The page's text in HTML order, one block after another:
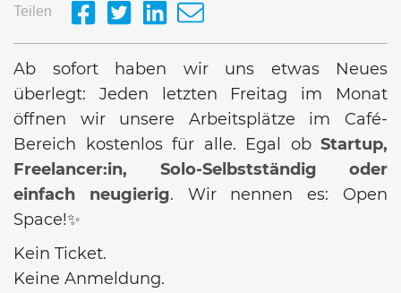
Teilen
Ab sofort haben wir uns etwas Neues
überlegt: Jeden letzten Freitag im Monat
öffnen wir unsere Arbeitsplätze im Café-
Bereich kostenlos für alle. Egal ob Startup,
Freelancer:in, Solo-Selbstständig oder
einfach neugierig. Wir nennen es: Open
Space!✨
Kein Ticket.
Keine Anmeldung.